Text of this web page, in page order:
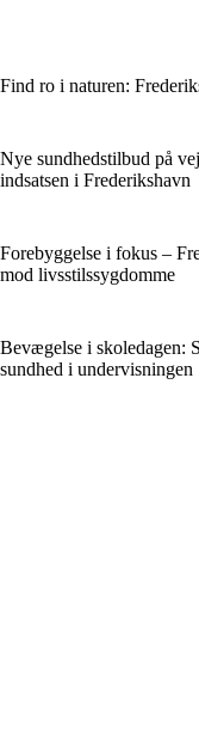
Find ro i naturen:
Nye sundhedstilbud på
indsatsen i Frederikshavn
Forebyggelse i fokus –
mod livsstilssygdomme
Bevægelse i skoledagen:
sundhed i undervisningen